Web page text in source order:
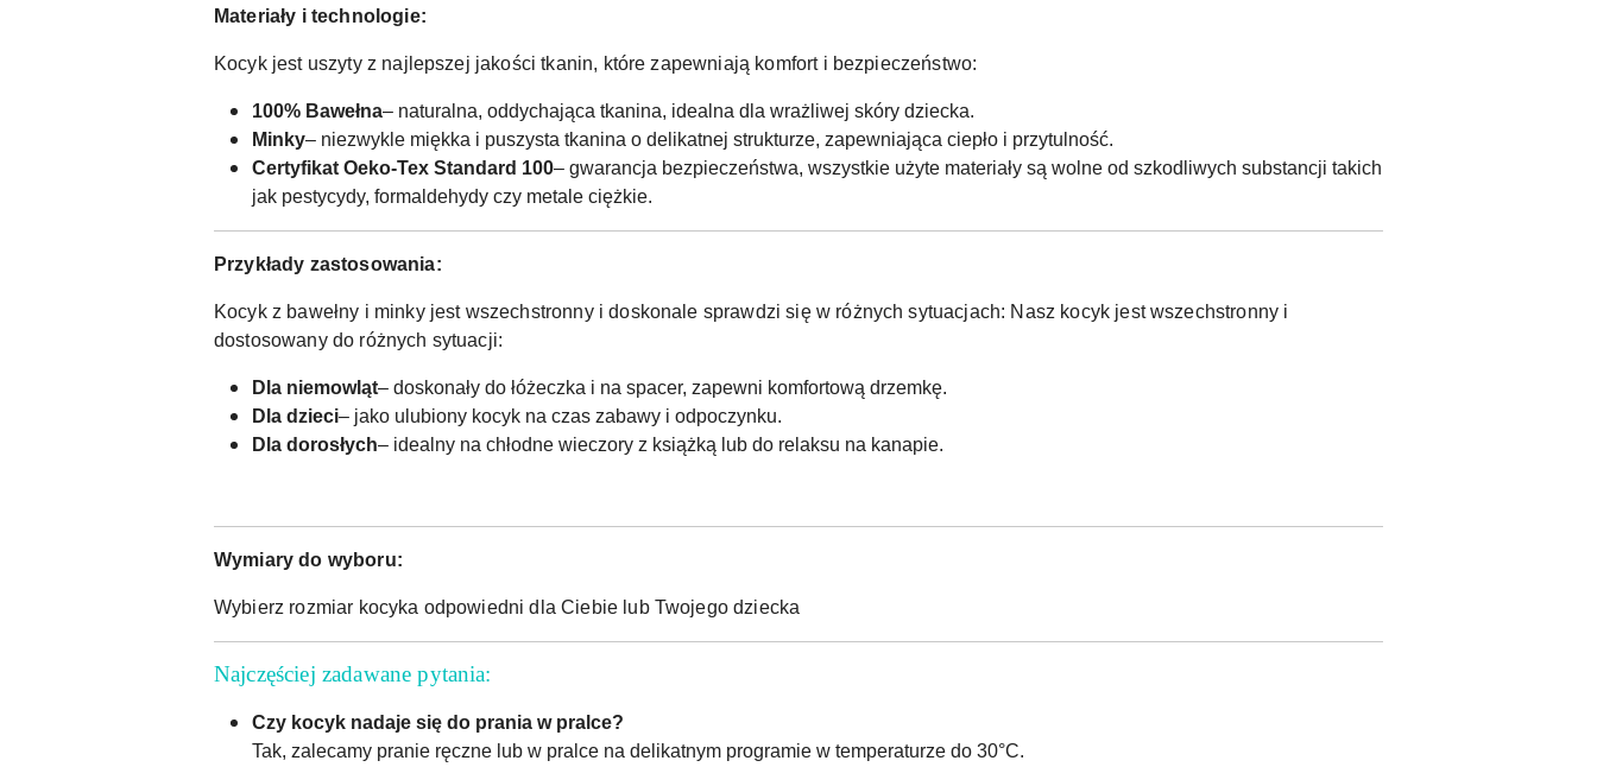
Materiały i technologie:
Kocyk jest uszyty z najlepszej jakości tkanin, które zapewniają komfort i bezpieczeństwo:
100% Bawełna– naturalna, oddychająca tkanina, idealna dla wrażliwej skóry dziecka.
Minky– niezwykle miękka i puszysta tkanina o delikatnej strukturze, zapewniająca ciepło i przytulność.
Certyfikat Oeko-Tex Standard 100– gwarancja bezpieczeństwa, wszystkie użyte materiały są wolne od szkodliwych substancji takich
jak pestycydy, formaldehydy czy metale ciężkie.
Przykłady zastosowania:
Kocyk z bawełny i minky jest wszechstronny i doskonale sprawdzi się w różnych sytuacjach: Nasz kocyk jest wszechstronny i
dostosowany do różnych sytuacji:
Dla niemowląt– doskonały do łóżeczka i na spacer, zapewni komfortową drzemkę.
Dla dzieci– jako ulubiony kocyk na czas zabawy i odpoczynku.
Dla dorosłych– idealny na chłodne wieczory z książką lub do relaksu na kanapie.
Wymiary do wyboru:
Wybierz rozmiar kocyka odpowiedni dla Ciebie lub Twojego dziecka
Najczęściej zadawane pytania:
Czy kocyk nadaje się do prania w pralce?
Tak, zalecamy pranie ręczne lub w pralce na delikatnym programie w temperaturze do 30°C.